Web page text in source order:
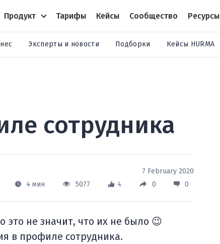
Продукт Тарифы Кейсы Сообщество Ресурсы
Эксперты и новости Подборки Кейсы HURMA
сотрудника
7 February 2020
4 мин
5077 4 0 0
не значит, что их не было 😉
в профиле сотрудника.